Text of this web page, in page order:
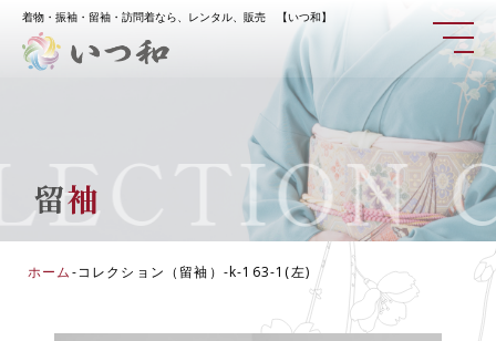
着物・振袖・留袖・訪問着なら、レンタル、販売 【いつ和】
留袖
ホーム-コレクション（留袖） -k-163-1(左)